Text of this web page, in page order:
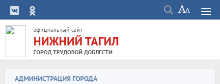
официальный сайт
НИЖНИЙ ТАГИЛ
ГОРОД ТРУДОВОЙ ДОБЛЕСТИ
АДМИНИСТРАЦИЯ ГОРОДА